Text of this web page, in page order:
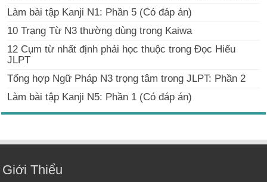
Làm bài tập Kanji N1: Phần 5 (Có đáp án)
10 Trạng Từ N3 thường dùng trong Kaiwa
12 Cụm từ nhất định phải học thuộc trong Đọc Hiểu
JLPT
Tổng hợp Ngữ Pháp N3 trọng tâm trong JLPT: Phần 2
Làm bài tập Kanji N5: Phần 1 (Có đáp án)
Giới Thiểu